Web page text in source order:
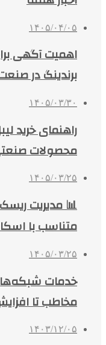
۱۴۰۵/۰۴/۰۵
اهمیت آگهی
برندینگ در
۱۴۰۵/۰۳/۳۰
راهنمای خرید
محصولات
۱۴۰۵/۰۳/۲۵
📊 مدیریت
متناسب با
۱۴۰۵/۰۳/۲۵
مخاطب تا
۱۴۰۳/۱۲/۰۵